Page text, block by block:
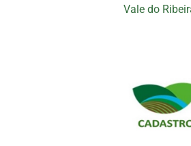
Vale do